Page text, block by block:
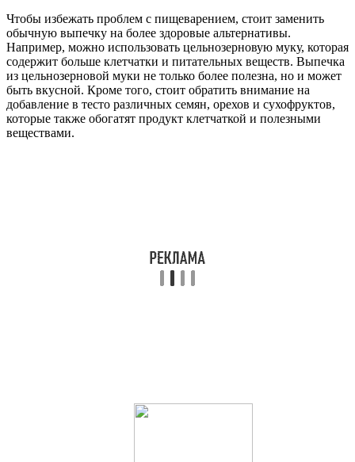
Чтобы избежать проблем с пищеварением, стоит заменить
обычную выпечку на более здоровые альтернативы.
Например, можно использовать цельнозерновую муку, которая
содержит больше клетчатки и питательных веществ. Выпечка
из цельнозерновой муки не только более полезна, но и может
быть вкусной. Кроме того, стоит обратить внимание на
добавление в тесто различных семян, орехов и сухофруктов,
которые также обогатят продукт клетчаткой и полезными
веществами.